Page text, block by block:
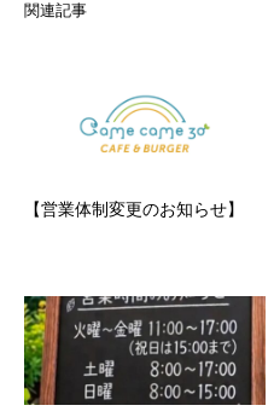
関連記事
【営業体制変更のお知らせ】